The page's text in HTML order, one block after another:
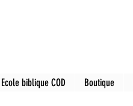
Ecole biblique COD Boutique